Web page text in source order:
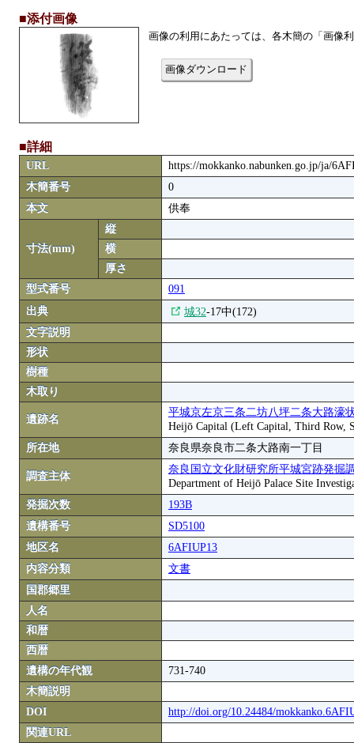
■添付画像
画像の利用にあたっては、各木簡の「画像
画像ダウンロード
■詳細
URL
https://mokkanko.nabunken.go.jp/ja/
木簡番号
0
本文
供奉
寸法(mm)
縦
横
厚さ
型式番号
091
出典
城32-17中(172)
文字説明
形状
樹種
木取り
遺跡名
平城京左京三条二坊八坪二条大路濠
Heijō Capital (Left Capital, Third Row,
所在地
奈良県奈良市二条大路南一丁目
調査主体
奈良国立文化財研究所平城宮跡発掘
Department of Heijō Palace Site
発掘次数
193B
遺構番号
SD5100
地区名
6AFIUP13
内容分類
文書
国郡郷里
人名
和暦
西暦
遺構の年代観
731-740
木簡説明
DOI
http://doi.org/10.24484/
関連URL